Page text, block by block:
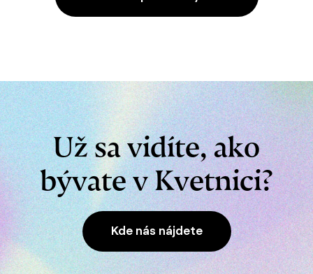
Už sa vidíte, ako
bývate v Kvetnici?
Kde nás nájdete